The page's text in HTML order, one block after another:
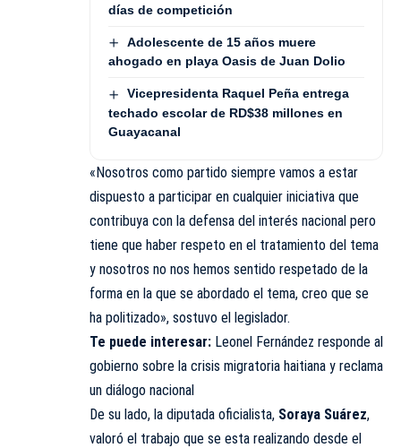
días de competición
Adolescente de 15 años muere
ahogado en playa Oasis de Juan Dolio
Vicepresidenta Raquel Peña entrega
techado escolar de RD$38 millones en
Guayacanal
«Nosotros como partido siempre vamos a estar
dispuesto a participar en cualquier iniciativa que
contribuya con la defensa del interés nacional pero
tiene que haber respeto en el tratamiento del tema
y nosotros no nos hemos sentido respetado de la
forma en la que se abordado el tema, creo que se
ha politizado», sostuvo el legislador.
Te puede interesar: Leonel Fernández responde al
gobierno sobre la crisis migratoria haitiana y reclama
un diálogo nacional
De su lado, la diputada oficialista, Soraya Suárez,
valoró el trabajo que se esta realizando desde el